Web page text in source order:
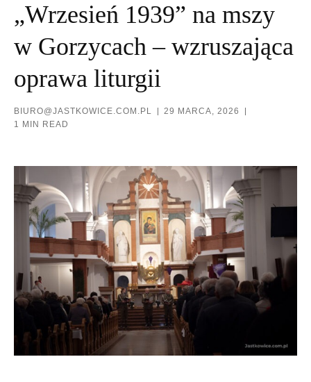
„Wrzesień 1939” na mszy
w Gorzycach – wzruszająca
oprawa liturgii
BIURO@JASTKOWICE.COM.PL
29 MARCA, 2026
1 MIN READ